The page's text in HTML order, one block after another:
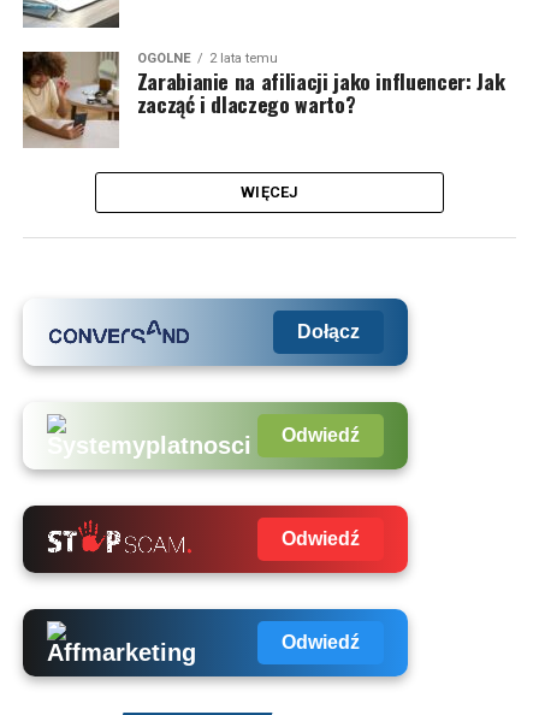
OGÓLNE 2 lata temu
Zarabianie na afiliacji jako influencer: Jak
zacząć i dlaczego warto?
WIĘCEJ
Dołącz
Odwiedź
Odwiedź
Odwiedź